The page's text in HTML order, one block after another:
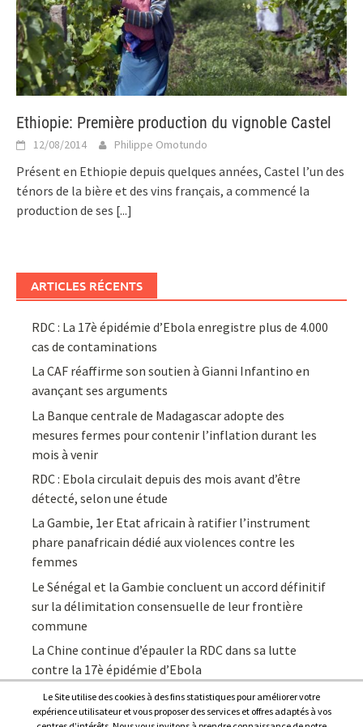
Ethiopie: Première production du vignoble Castel
12/08/2014 Philippe Omotundo
Présent en Ethiopie depuis quelques années, Castel l’un des
ténors de la bière et des vins français, a commencé la
production de ses [...]
ARTICLES RÉCENTS
RDC : La 17è épidémie d’Ebola enregistre plus de 4.000
cas de contaminations
La CAF réaffirme son soutien à Gianni Infantino en
avançant ses arguments
La Banque centrale de Madagascar adopte des
mesures fermes pour contenir l’inflation durant les
mois à venir
RDC : Ebola circulait depuis des mois avant d’être
détecté, selon une étude
La Gambie, 1er Etat africain à ratifier l’instrument
phare panafricain dédié aux violences contre les
femmes
Le Sénégal et la Gambie concluent un accord définitif
sur la délimitation consensuelle de leur frontière
commune
La Chine continue d’épauler la RDC dans sa lutte
contre la 17è épidémie d’Ebola
Le Site utilise des cookies à des fins statistiques pour améliorer votre
expérience utilisateur et vous proposer des services et offres adaptés à vos